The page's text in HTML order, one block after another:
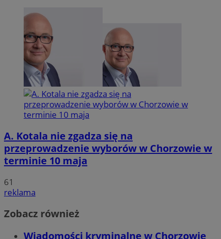
A. Kotala nie zgadza się na
przeprowadzenie wyborów w Chorzowie w
terminie 10 maja
61
reklama
Zobacz również
Wiadomości kryminalne w Chorzowie